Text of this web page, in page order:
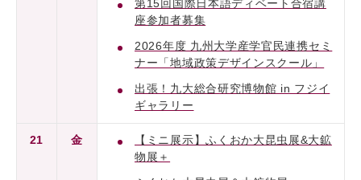
第15回国際日本語ディベート合宿講
座参加者募集
2026年度 九州大学産学官民連携セミ
ナー「地域政策デザインスクール」
出張！九大総合研究博物館 in フジイ
ギャラリー
21 金
【ミニ展示】ふくおか大昆虫展&大鉱
物展＋